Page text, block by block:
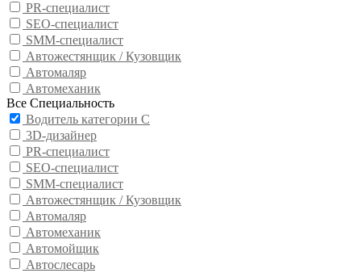
PR-специалист
SEO-специалист
SMM-специалист
Автожестянщик / Кузовщик
Автомаляр
Автомеханик
Все Специальность
Водитель категории С
3D-дизайнер
PR-специалист
SEO-специалист
SMM-специалист
Автожестянщик / Кузовщик
Автомаляр
Автомеханик
Автомойщик
Автослесарь